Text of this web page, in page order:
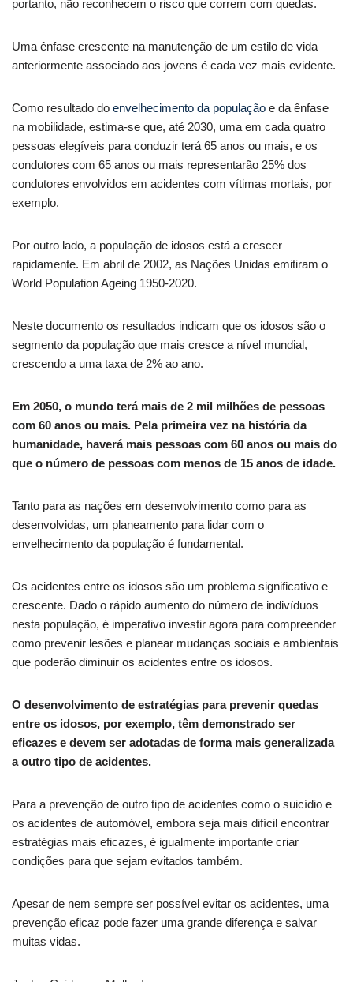
portanto, não reconhecem o risco que correm com quedas.
Uma ênfase crescente na manutenção de um estilo de vida
anteriormente associado aos jovens é cada vez mais evidente.
Como resultado do envelhecimento da população e da ênfase
na mobilidade, estima-se que, até 2030, uma em cada quatro
pessoas elegíveis para conduzir terá 65 anos ou mais, e os
condutores com 65 anos ou mais representarão 25% dos
condutores envolvidos em acidentes com vítimas mortais, por
exemplo.
Por outro lado, a população de idosos está a crescer
rapidamente. Em abril de 2002, as Nações Unidas emitiram o
World Population Ageing 1950-2020.
Neste documento os resultados indicam que os idosos são o
segmento da população que mais cresce a nível mundial,
crescendo a uma taxa de 2% ao ano.
Em 2050, o mundo terá mais de 2 mil milhões de pessoas
com 60 anos ou mais. Pela primeira vez na história da
humanidade, haverá mais pessoas com 60 anos ou mais do
que o número de pessoas com menos de 15 anos de idade.
Tanto para as nações em desenvolvimento como para as
desenvolvidas, um planeamento para lidar com o
envelhecimento da população é fundamental.
Os acidentes entre os idosos são um problema significativo e
crescente. Dado o rápido aumento do número de indivíduos
nesta população, é imperativo investir agora para compreender
como prevenir lesões e planear mudanças sociais e ambientais
que poderão diminuir os acidentes entre os idosos.
O desenvolvimento de estratégias para prevenir quedas
entre os idosos, por exemplo, têm demonstrado ser
eficazes e devem ser adotadas de forma mais generalizada
a outro tipo de acidentes.
Para a prevenção de outro tipo de acidentes como o suicídio e
os acidentes de automóvel, embora seja mais difícil encontrar
estratégias mais eficazes, é igualmente importante criar
condições para que sejam evitados também.
Apesar de nem sempre ser possível evitar os acidentes, uma
prevenção eficaz pode fazer uma grande diferença e salvar
muitas vidas.